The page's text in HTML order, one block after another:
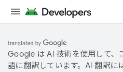
Google は AI 技術を使用して、
語に翻訳しています。AI 翻訳に